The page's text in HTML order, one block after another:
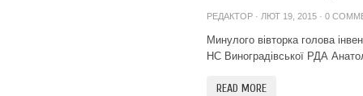
РЕДАКТОР · ЛЮТ 19, 2015 · 0
Минулого вівторка голова
НС Виноградівської РДА
READ MORE